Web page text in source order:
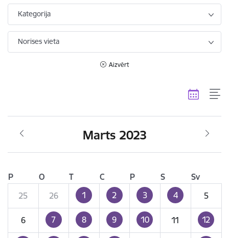
Kategorija
Norises vieta
Aizvērt
Marts 2023
P O T C P S
Sv
25
26 1 2 3 4 5
6 7 8 9 10 11 12